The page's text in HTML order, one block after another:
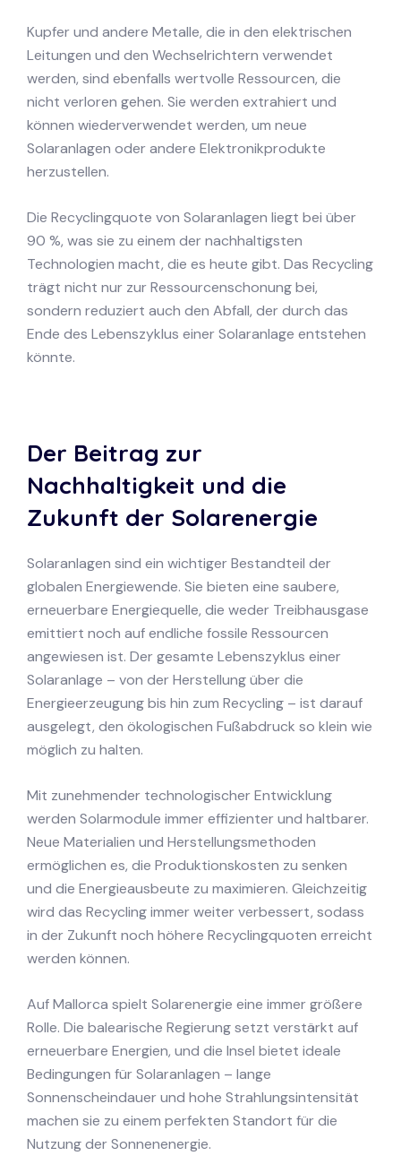
Kupfer und andere Metalle, die in den elektrischen
Leitungen und den Wechselrichtern verwendet
werden, sind ebenfalls wertvolle Ressourcen, die
nicht verloren gehen. Sie werden extrahiert und
können wiederverwendet werden, um neue
Solaranlagen oder andere Elektronikprodukte
herzustellen.
Die Recyclingquote von Solaranlagen liegt bei über
90 %, was sie zu einem der nachhaltigsten
Technologien macht, die es heute gibt. Das Recycling
trägt nicht nur zur Ressourcenschonung bei,
sondern reduziert auch den Abfall, der durch das
Ende des Lebenszyklus einer Solaranlage entstehen
könnte.
Der Beitrag zur
Nachhaltigkeit und die
Zukunft der Solarenergie
Solaranlagen sind ein wichtiger Bestandteil der
globalen Energiewende. Sie bieten eine saubere,
erneuerbare Energiequelle, die weder Treibhausgase
emittiert noch auf endliche fossile Ressourcen
angewiesen ist. Der gesamte Lebenszyklus einer
Solaranlage – von der Herstellung über die
Energieerzeugung bis hin zum Recycling – ist darauf
ausgelegt, den ökologischen Fußabdruck so klein wie
möglich zu halten.
Mit zunehmender technologischer Entwicklung
werden Solarmodule immer effizienter und haltbarer.
Neue Materialien und Herstellungsmethoden
ermöglichen es, die Produktionskosten zu senken
und die Energieausbeute zu maximieren. Gleichzeitig
wird das Recycling immer weiter verbessert, sodass
in der Zukunft noch höhere Recyclingquoten erreicht
werden können.
Auf Mallorca spielt Solarenergie eine immer größere
Rolle. Die balearische Regierung setzt verstärkt auf
erneuerbare Energien, und die Insel bietet ideale
Bedingungen für Solaranlagen – lange
Sonnenscheindauer und hohe Strahlungsintensität
machen sie zu einem perfekten Standort für die
Nutzung der Sonnenenergie.